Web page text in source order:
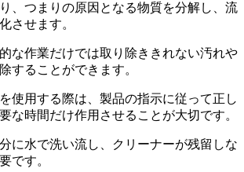
、つまりの原因となる物質を分解し、流
させます。
な作業だけでは取り除ききれない汚れや
することができます。
使用する際は、製品の指示に従って正し
な時間だけ作用させることが大切です。
に水で洗い流し、クリーナーが残留しな
です。